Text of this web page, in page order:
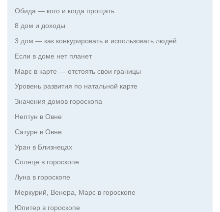
Обида — кого и когда прощать
8 дом и доходы
3 дом — как конкурировать и использовать людей
Если в доме нет планет
Марс в карте — отстоять свои границы
Уровень развития по натальной карте
Значения домов гороскопа
Нептун в Овне
Сатурн в Овне
Уран в Близнецах
Солнце в гороскопе
Луна в гороскопе
Меркурий, Венера, Марс в гороскопе
Юпитер в гороскопе